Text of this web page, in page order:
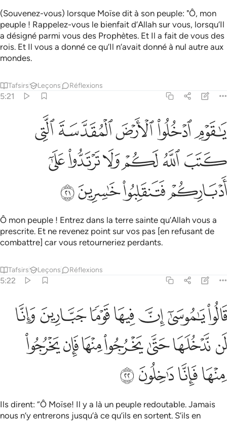
(Souvenez-vous) lorsque Moïse dit à son peuple: "Ô, mon
peuple ! Rappelez-vous le bienfait d’Allah sur vous, lorsqu’Il
a désigné parmi vous des Prophètes. Et Il a fait de vous des
rois. Et Il vous a donné ce qu’Il n’avait donné à nul autre aux
mondes.
Tafsirs Leçons Réflexions
5:21
يا قوم ادخلوا الارض المقدسة التي كتب الله لكم ولا ترتدوا على ادباركم
يَـٰقَوْمِ ٱدْخُلُوا۟ ٱلْأَرْضَ ٱلْمُقَدَّسَةَ ٱلَّتِى كَتَبَ ٱللَّهُ لَكُمْ وَلَا تَرْتَدُّوا۟ عَلَىٰٓ
ﲛﲜﲝﲞﲟ
ﲠﲡﲢﲣﲤﲥ
ﲦﲧﲨﲩ
Ô mon peuple ! Entrez dans la terre sainte qu’Allah vous a
prescrite. Et ne revenez point sur vos pas [en refusant de
combattre] car vous retourneriez perdants.
Tafsirs Leçons Réflexions
5:22
قالوا يا موسى ان فيها قوما جبارين وانا لن ندخلها حتى يخرجوا منها فان
قَالُوا۟ يَـٰمُوسَىٰٓ إِنَّ فِيهَا قَوْمًۭا جَبَّارِينَ وَإِنَّا لَن نَّدْخُلَهَا حَتَّىٰ يَخْرُجُوا۟
ﲪﲫﲬﲭﲮﲯﲰ
ﲱﲲﲳﲴﲵﲶﲷ
ﲸﲹﲺﲻ
Ils dirent: “Ô Moïse! Il y a là un peuple redoutable. Jamais
nous n’y entrerons jusqu’à ce qu’ils en sortent. S’ils en